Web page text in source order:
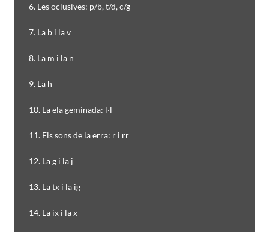
6. Les oclusives: p/b, t/d, c/g
7. La b i la v
8. La m i la n
9. La h
10. La ela geminada: l·l
11. Els sons de la erra: r i rr
12. La g i la j
13. La tx i la ig
14. La ix i la x